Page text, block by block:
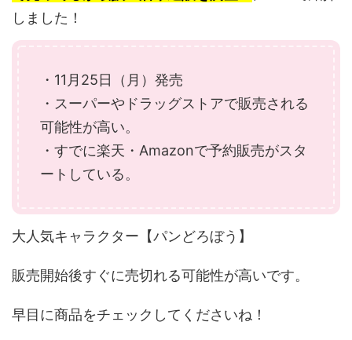
しました！
・11月25日（月）発売
・スーパーやドラッグストアで販売される
可能性が高い。
・すでに楽天・Amazonで予約販売がスタ
ートしている。
大人気キャラクター【パンどろぼう】
販売開始後すぐに売切れる可能性が高いです。
早目に商品をチェックしてくださいね！